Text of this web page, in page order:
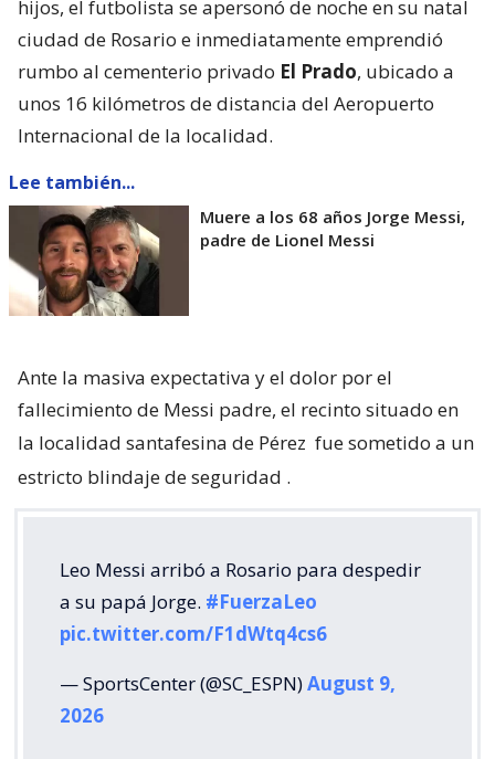
hijos, el futbolista se apersonó de noche en su natal
ciudad de Rosario e inmediatamente emprendió
rumbo al cementerio privado El Prado, ubicado a
unos 16 kilómetros de distancia del Aeropuerto
Internacional de la localidad.
Lee también...
Muere a los 68 años Jorge Messi,
padre de Lionel Messi
Ante la masiva expectativa y el dolor por el
fallecimiento de Messi padre, el recinto situado en
la localidad santafesina de Pérez fue sometido a un
estricto blindaje de seguridad .
Leo Messi arribó a Rosario para despedir
a su papá Jorge. #FuerzaLeo
pic.twitter.com/F1dWtq4cs6
— SportsCenter (@SC_ESPN)August 9,
2026